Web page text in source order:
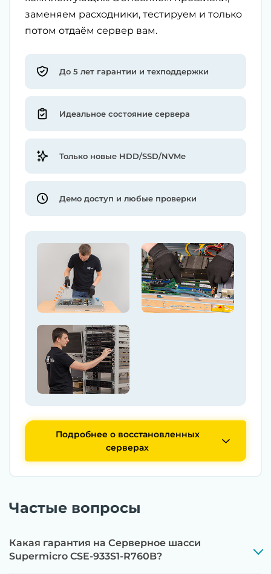
заменяем расходники, тестируем и только
потом отдаём сервер вам.
До 5 лет гарантии и техподдержки
Идеальное состояние сервера
Только новые HDD/SSD/NVMe
Демо доступ и любые проверки
Подробнее о восстановленных
серверах
Частые вопросы
Какая гарантия на Серверное шасси
Supermicro CSE-933S1-R760B?